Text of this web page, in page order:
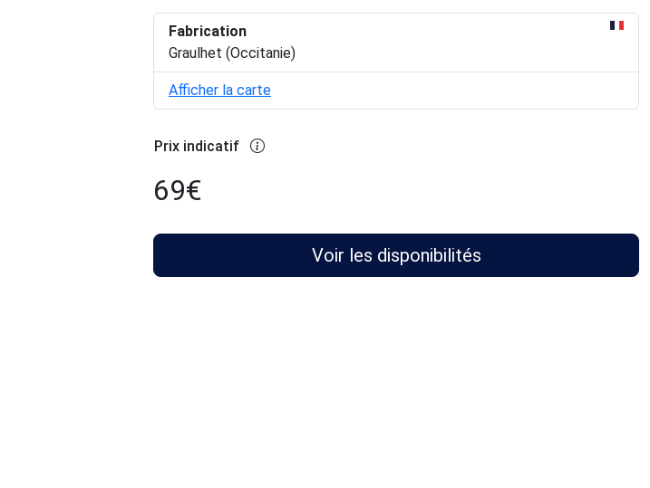
Fabrication
Graulhet (Occitanie)
Afficher la carte
Prix indicatif
69€
Voir les disponibilités